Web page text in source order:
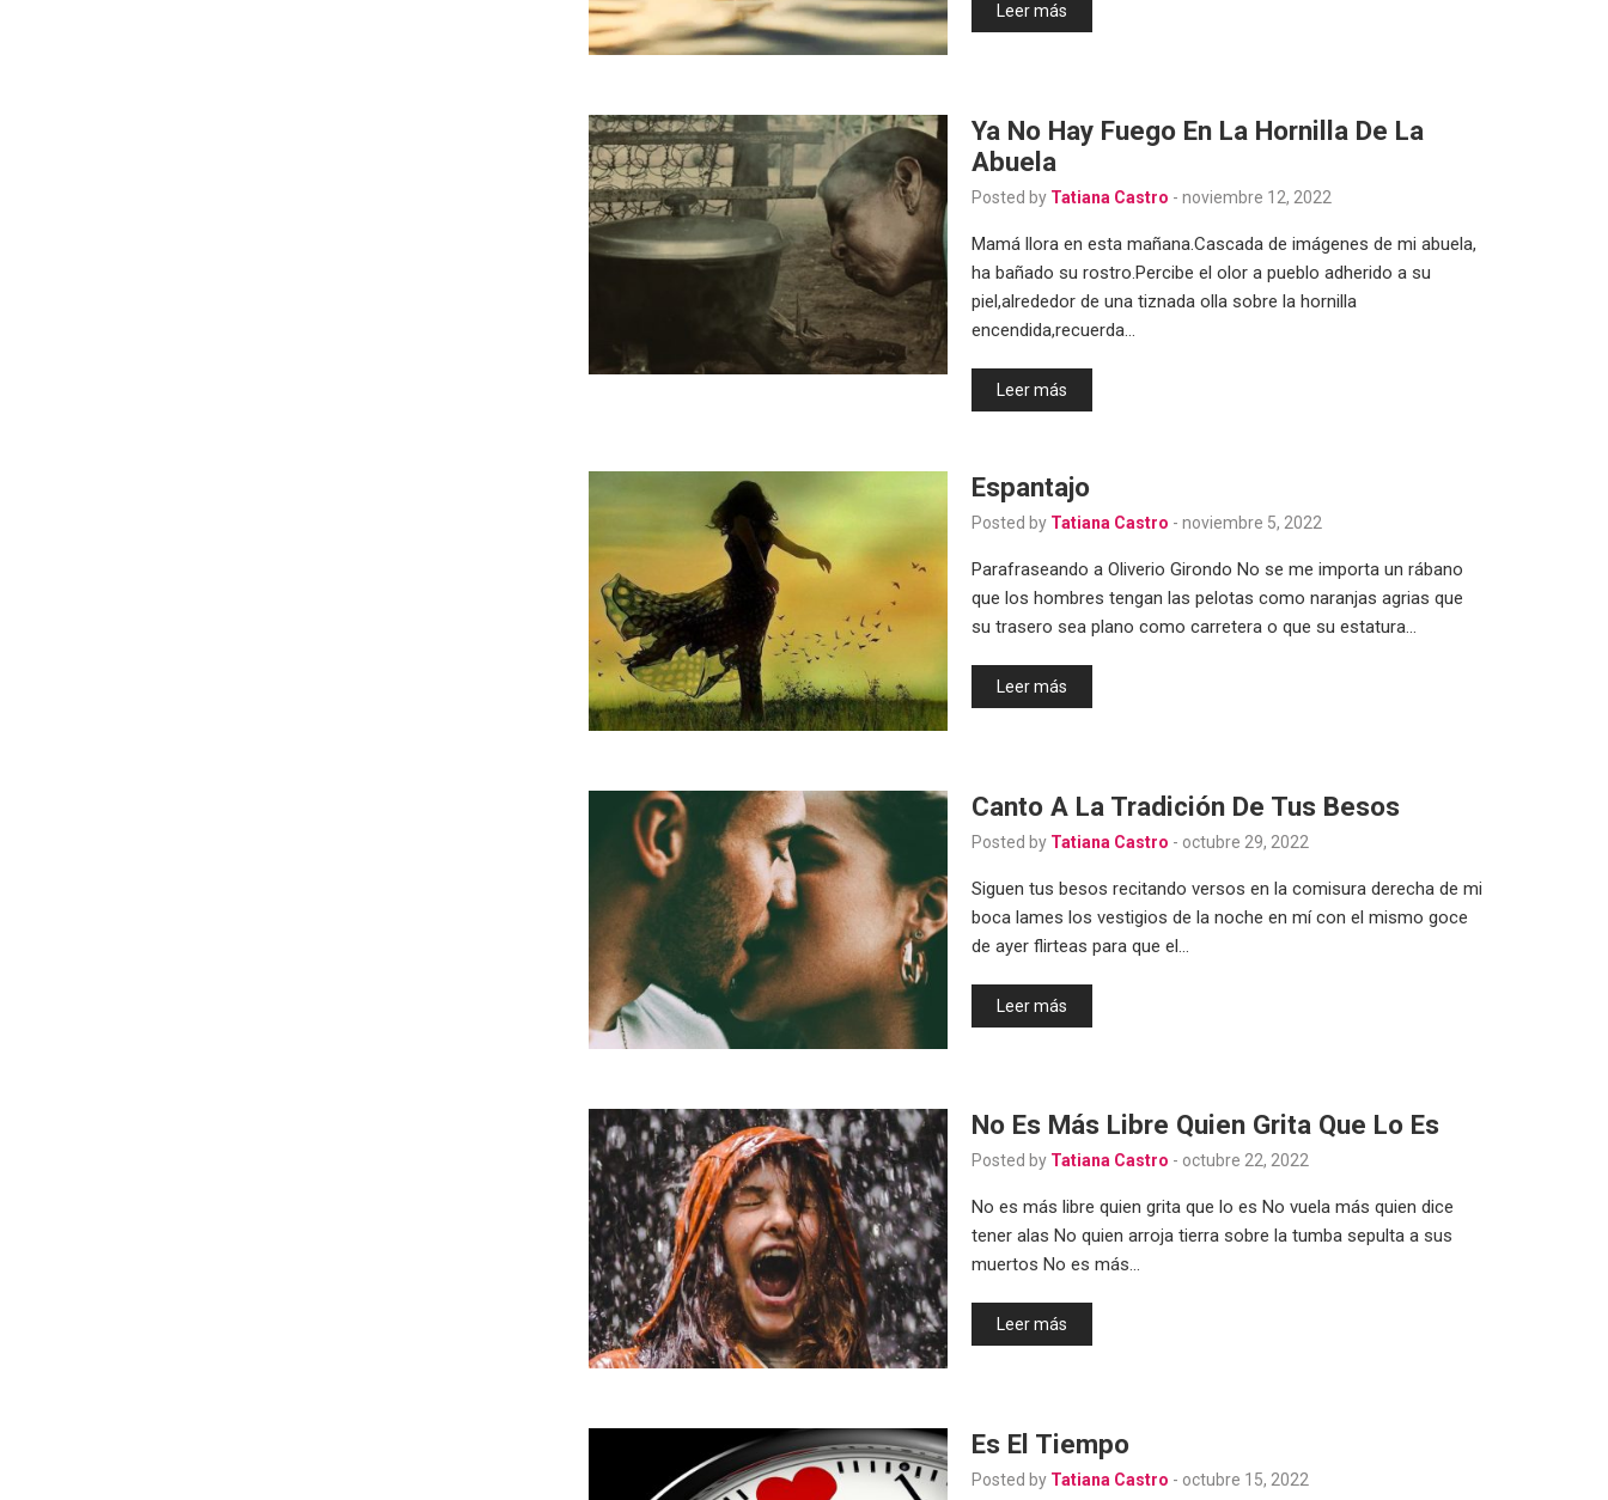
Leer más
Ya No Hay Fuego En La Hornilla De La
Abuela
Posted by Tatiana Castro - noviembre 12, 2022
Mamá llora en esta mañana.Cascada de imágenes de mi abuela,
ha bañado su rostro.Percibe el olor a pueblo adherido a su
piel,alrededor de una tiznada olla sobre la hornilla
encendida,recuerda…
Leer más
Espantajo
Posted by Tatiana Castro - noviembre 5, 2022
Parafraseando a Oliverio Girondo No se me importa un rábano
que los hombres tengan las pelotas como naranjas agrias que
su trasero sea plano como carretera o que su estatura…
Leer más
Canto A La Tradición De Tus Besos
Posted by Tatiana Castro - octubre 29, 2022
Siguen tus besos recitando versos en la comisura derecha de mi
boca lames los vestigios de la noche en mí con el mismo goce
de ayer flirteas para que el…
Leer más
No Es Más Libre Quien Grita Que Lo Es
Posted by Tatiana Castro - octubre 22, 2022
No es más libre quien grita que lo es No vuela más quien dice
tener alas No quien arroja tierra sobre la tumba sepulta a sus
muertos No es más…
Leer más
Es El Tiempo
Posted by Tatiana Castro - octubre 15, 2022